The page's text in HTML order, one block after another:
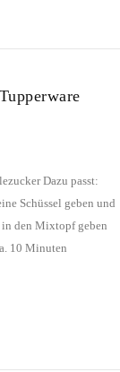
Dazu passt:
Schüssel geben und
den Mixtopf geben
10 Minuten